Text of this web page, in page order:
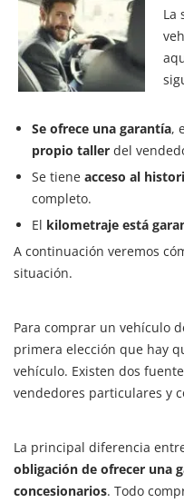
La
Se ofrece una garantía,
propio taller del
Se tiene acceso al
completo.
El kilometraje está
A continuación veremos
situación.
Para comprar un vehículo
primera elección que hay
vehículo. Existen dos
vendedores particulares y
La principal diferencia
obligación de ofrecer una
concesionarios. Todo